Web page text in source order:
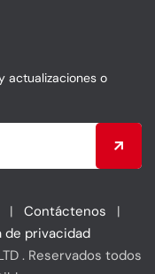
actualizaciones o
| Contáctenos
|
de privacidad
. Reservados todos